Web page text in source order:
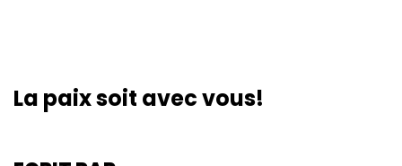
La paix soit avec vous!